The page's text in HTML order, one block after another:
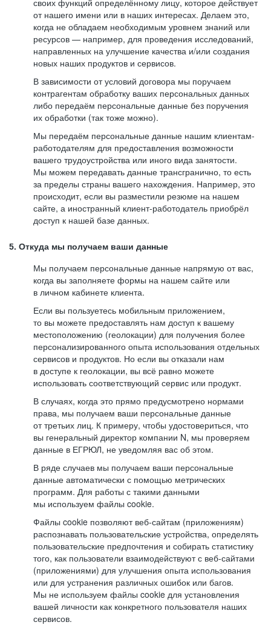
своих функций определённому лицу, которое действует
от нашего имени или в наших интересах. Делаем это,
когда не обладаем необходимым уровнем знаний или
ресурсов — например, для проведения исследований,
направленных на улучшение качества и/или создания
новых наших продуктов и сервисов.
В зависимости от условий договора мы поручаем
контрагентам обработку ваших персональных данных
либо передаём персональные данные без поручения
их обработки (так тоже можно).
Мы передаём персональные данные нашим клиентам-
работодателям для предоставления возможности
вашего трудоустройства или иного вида занятости.
Мы можем передавать данные трансгранично, то есть
за пределы страны вашего нахождения. Например, это
происходит, если вы разместили резюме на нашем
сайте, а иностранный клиент-работодатель приобрёл
доступ к нашей базе данных.
5. Откуда мы получаем ваши данные
Мы получаем персональные данные напрямую от вас,
когда вы заполняете формы на нашем сайте или
в личном кабинете клиента.
Если вы пользуетесь мобильным приложением,
то вы можете предоставлять нам доступ к вашему
местоположению (геолокации) для получения более
персонализированного опыта использования отдельных
сервисов и продуктов. Но если вы отказали нам
в доступе к геолокации, вы всё равно можете
использовать соответствующий сервис или продукт.
В случаях, когда это прямо предусмотрено нормами
права, мы получаем ваши персональные данные
от третьих лиц. К примеру, чтобы удостовериться, что
вы генеральный директор компании N, мы проверяем
данные в ЕГРЮЛ, не уведомляя вас об этом.
В ряде случаев мы получаем ваши персональные
данные автоматически с помощью метрических
программ. Для работы с такими данными
мы используем файлы cookie.
Файлы cookie позволяют веб-сайтам (приложениям)
распознавать пользовательские устройства, определять
пользовательские предпочтения и собирать статистику
того, как пользователи взаимодействуют с веб-сайтами
(приложениями) для улучшения опыта использования
или для устранения различных ошибок или багов.
Мы не используем файлы cookie для установления
вашей личности как конкретного пользователя наших
сервисов.